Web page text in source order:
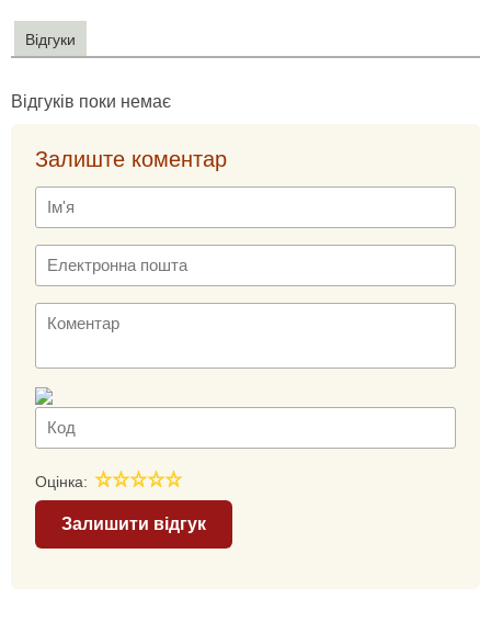
Відгуки
Відгуків поки немає
Залиште коментар
Оцінка:
Залишити відгук